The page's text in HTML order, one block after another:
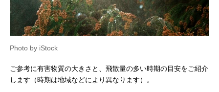
Photo by iStock
ご参考に有害物質の大きさと、飛散量の多い時期の目安をご紹介
します（時期は地域などにより異なります）。